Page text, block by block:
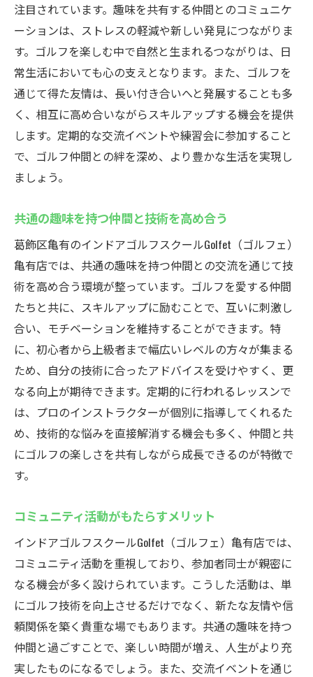
注目されています。趣味を共有する仲間とのコミュニケ
ーションは、ストレスの軽減や新しい発見につながりま
す。ゴルフを楽しむ中で自然と生まれるつながりは、日
常生活においても心の支えとなります。また、ゴルフを
通じて得た友情は、長い付き合いへと発展することも多
く、相互に高め合いながらスキルアップする機会を提供
します。定期的な交流イベントや練習会に参加すること
で、ゴルフ仲間との絆を深め、より豊かな生活を実現し
ましょう。
共通の趣味を持つ仲間と技術を高め合う
葛飾区亀有のインドアゴルフスクールGolfet（ゴルフェ）
亀有店では、共通の趣味を持つ仲間との交流を通じて技
術を高め合う環境が整っています。ゴルフを愛する仲間
たちと共に、スキルアップに励むことで、互いに刺激し
合い、モチベーションを維持することができます。特
に、初心者から上級者まで幅広いレベルの方々が集まる
ため、自分の技術に合ったアドバイスを受けやすく、更
なる向上が期待できます。定期的に行われるレッスンで
は、プロのインストラクターが個別に指導してくれるた
め、技術的な悩みを直接解消する機会も多く、仲間と共
にゴルフの楽しさを共有しながら成長できるのが特徴で
す。
コミュニティ活動がもたらすメリット
インドアゴルフスクールGolfet（ゴルフェ）亀有店では、
コミュニティ活動を重視しており、参加者同士が親密に
なる機会が多く設けられています。こうした活動は、単
にゴルフ技術を向上させるだけでなく、新たな友情や信
頼関係を築く貴重な場でもあります。共通の趣味を持つ
仲間と過ごすことで、楽しい時間が増え、人生がより充
実したものになるでしょう。また、交流イベントを通じ